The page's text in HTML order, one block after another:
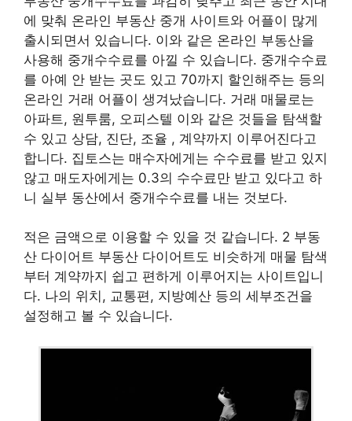
에 맞춰 온라인 부동산 중개 사이트와 어플이 많게
출시되면서 있습니다. 이와 같은 온라인 부동산을
사용해 중개수수료를 아낄 수 있습니다. 중개수수료
를 아예 안 받는 곳도 있고 70까지 할인해주는 등의
온라인 거래 어플이 생겨났습니다. 거래 매물로는
아파트, 원투룸, 오피스텔 이와 같은 것들을 탐색할
수 있고 상담, 진단, 조율 , 계약까지 이루어진다고
합니다. 집토스는 매수자에게는 수수료를 받고 있지
않고 매도자에게는 0.3의 수수료만 받고 있다고 하
니 실부 동산에서 중개수수료를 내는 것보다.
적은 금액으로 이용할 수 있을 것 같습니다. 2 부동
산 다이어트 부동산 다이어트도 비슷하게 매물 탐색
부터 계약까지 쉽고 편하게 이루어지는 사이트입니
다. 나의 위치, 교통편, 지방예산 등의 세부조건을
설정해고 볼 수 있습니다.